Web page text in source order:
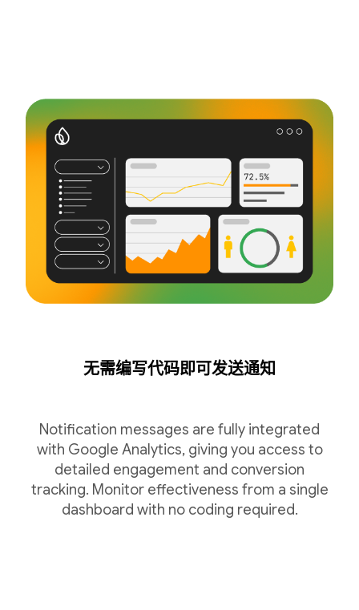
无需编写代码即可发送通知
Notification messages are fully integrated
with Google Analytics, giving you access to
detailed engagement and conversion
tracking. Monitor effectiveness from a single
dashboard with no coding required.